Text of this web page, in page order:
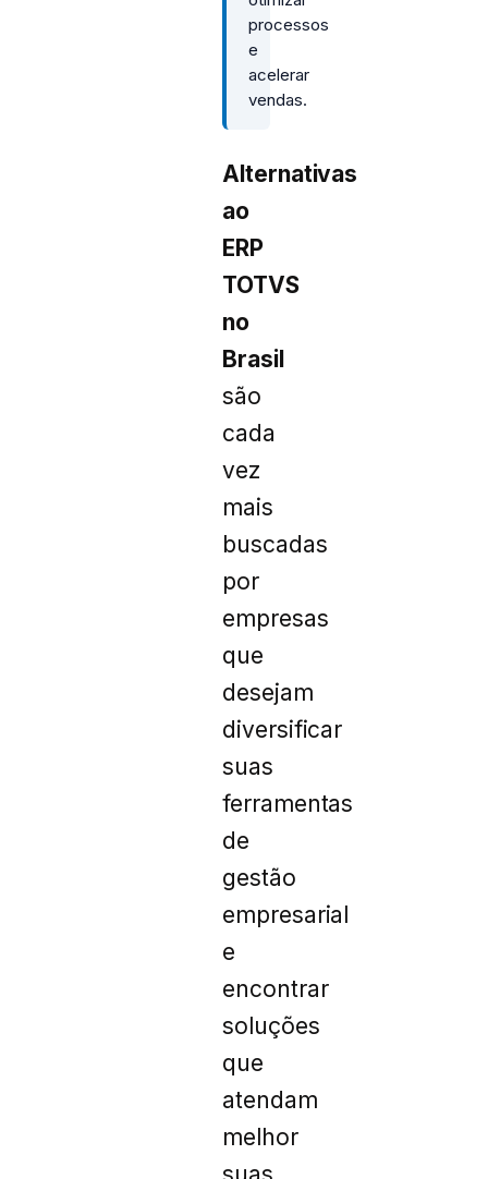
processos
e
acelerar
vendas.
Alternativas
ao
ERP
TOTVS
no
Brasil
são
cada
vez
mais
buscadas
por
empresas
que
desejam
diversificar
suas
ferramentas
de
gestão
empresarial
e
encontrar
soluções
que
atendam
melhor